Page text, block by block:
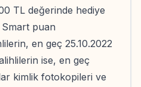
TL değerinde hediye
Smart puan
en geç 25.10.2022
ise, en geç
kimlik fotokopileri ve